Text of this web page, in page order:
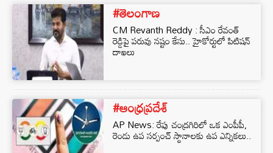
#తెలంగాణ
CM Revanth Reddy : సీఎం రేవంత్
రెడ్డిపై పరువు నష్టం కేసు.. హైకోర్టులో పిటిషన్
దాఖలు
#ఆంధ్రప్రదేశ్
AP News: రేపు చంద్రగిరిలో ఒక ఎంపీపీ,
రెండు ఉప సర్పంచ్‌ స్థానాలకు ఉప ఎన్నికలు..